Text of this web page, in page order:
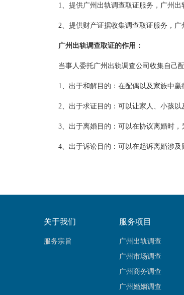
1、提供广州出轨调查取证服务，广州出
2、提供财产证据收集调查取证服务，广
广州出轨调查取证的作用：
当事人委托广州出轨调查公司收集自己
1、出于和解目的：在配偶以及家族中赢
2、出于求证目的：可以让家人、小孩以
3、出于离婚目的：可以在协议离婚时，
4、出于诉讼目的：可以在起诉离婚涉及
关于我们
服务宗旨
服务项目
广州出轨调查
广州市场调查
广州商务调查
广州婚姻调查